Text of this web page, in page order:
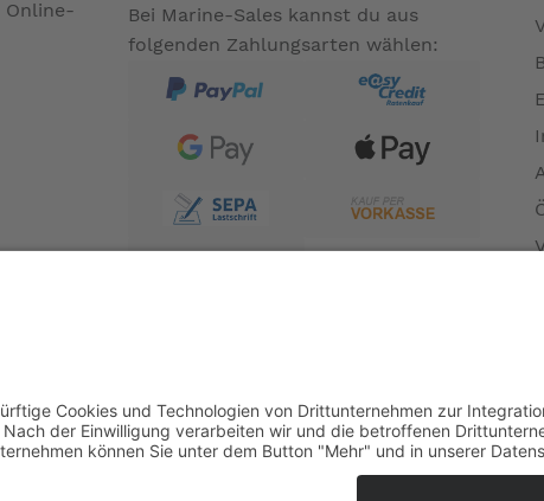
Online-
Bei Marine-Sales kannst du aus
folgenden Zahlungsarten wählen: